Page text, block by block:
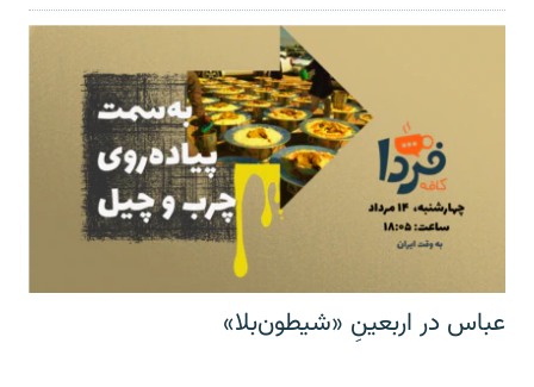
عباس در اربعینِ «شیطون‌بلا»